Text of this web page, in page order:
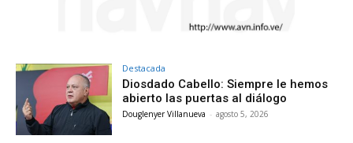
Destacada
Diosdado Cabello: Siempre le hemos
abierto las puertas al diálogo
Douglenyer Villanueva - agosto 5, 2026